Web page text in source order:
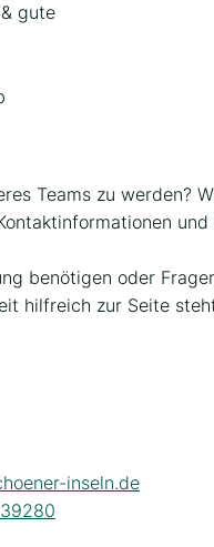
gute
Teams zu werden?
benötigen oder
hilfreich zur Seite
inseln.de